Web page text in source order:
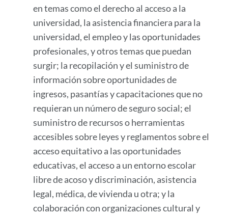
en temas como el derecho al acceso a la
universidad, la asistencia financiera para la
universidad, el empleo y las oportunidades
profesionales, y otros temas que puedan
surgir; la recopilación y el suministro de
información sobre oportunidades de
ingresos, pasantías y capacitaciones que no
requieran un número de seguro social; el
suministro de recursos o herramientas
accesibles sobre leyes y reglamentos sobre el
acceso equitativo a las oportunidades
educativas, el acceso a un entorno escolar
libre de acoso y discriminación, asistencia
legal, médica, de vivienda u otra; y la
colaboración con organizaciones cultural y